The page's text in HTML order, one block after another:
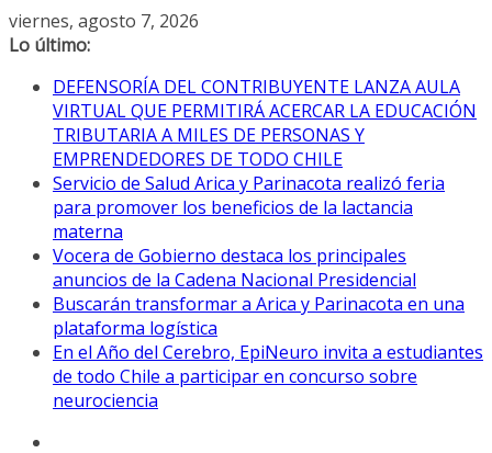
Saltar
al
viernes, agosto 7, 2026
Lo último:
DEFENSORÍA DEL CONTRIBUYENTE LANZA AULA
VIRTUAL QUE PERMITIRÁ ACERCAR LA EDUCACIÓN
TRIBUTARIA A MILES DE PERSONAS Y
EMPRENDEDORES DE TODO CHILE
Servicio de Salud Arica y Parinacota realizó feria
para promover los beneficios de la lactancia
materna
Vocera de Gobierno destaca los principales
anuncios de la Cadena Nacional Presidencial
Buscarán transformar a Arica y Parinacota en una
plataforma logística
En el Año del Cerebro, EpiNeuro invita a estudiantes
de todo Chile a participar en concurso sobre
neurociencia